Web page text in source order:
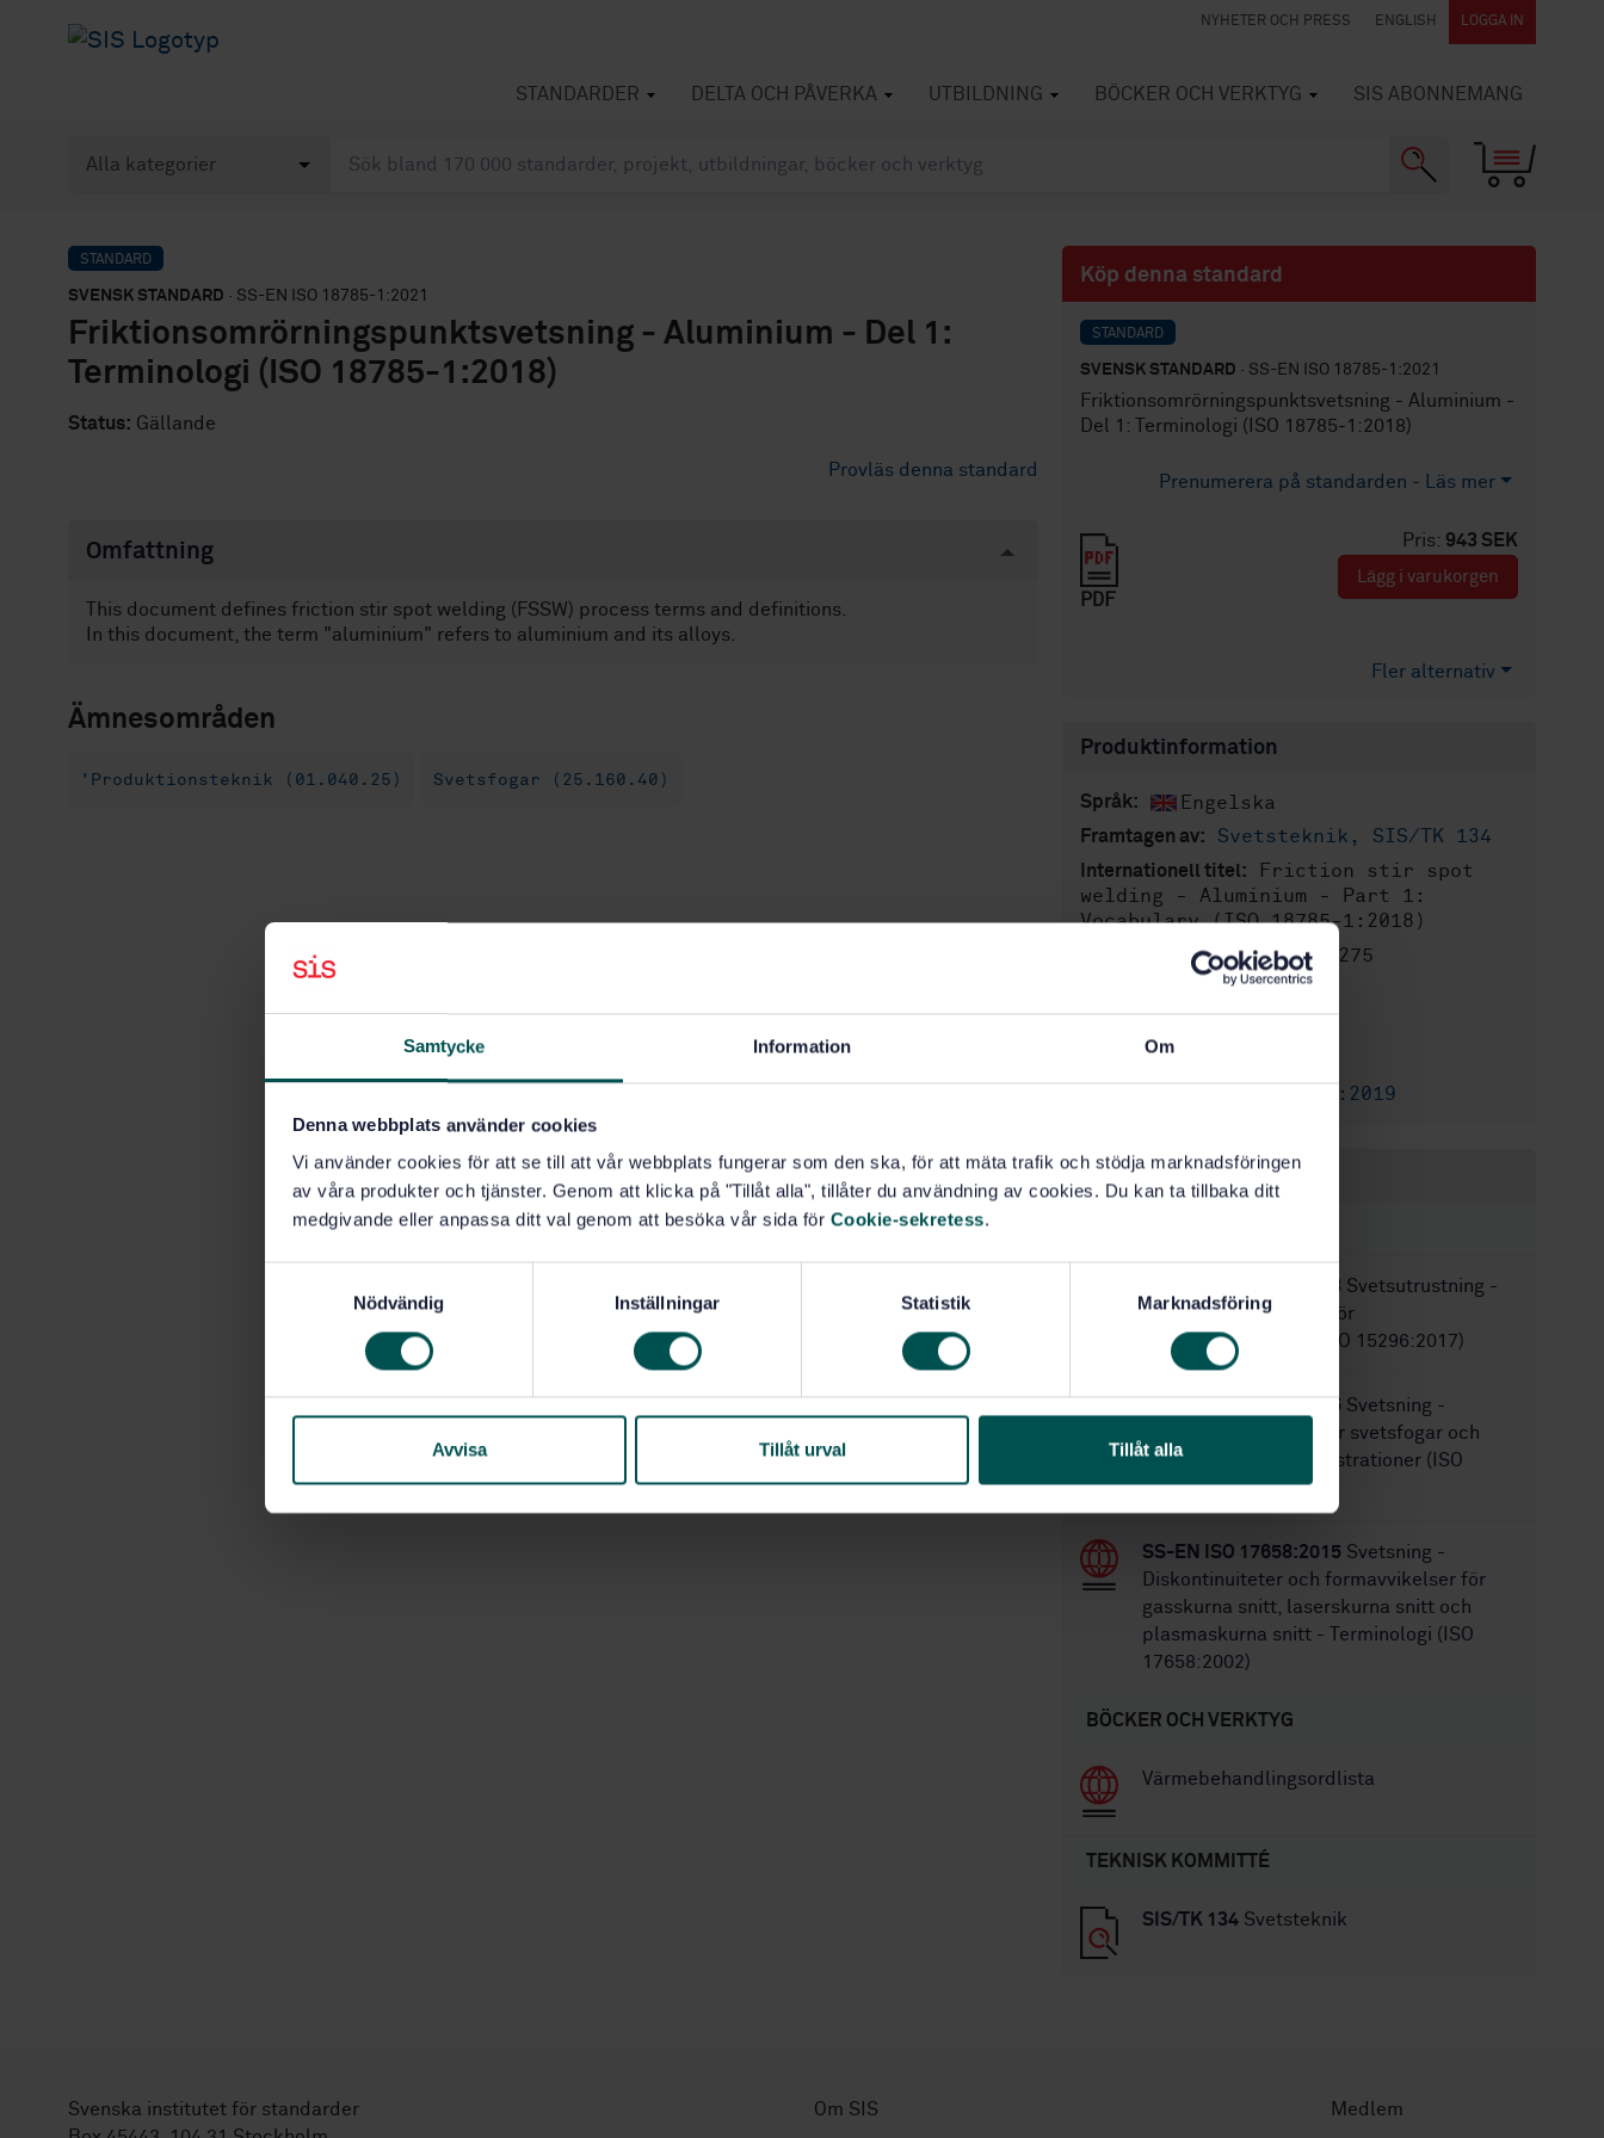
Samtycke Information Om
Denna webbplats använder cookies
Vi använder cookies för att se till att vår webbplats fungerar som den ska, för att mäta trafik och stödja marknadsföringen
av våra produkter och tjänster. Genom att klicka på "Tillåt alla", tillåter du användning av cookies. Du kan ta tillbaka ditt
medgivande eller anpassa ditt val genom att besöka vår sida för Cookie-sekretess.
s
Nödvändig Inställningar Statistik Marknadsföring
Avvisa Tillåt urval Tillåt alla
NYHETER OCH PRESS ENGLISH LOGGA IN
STANDARDER DELTA OCH PÅVERKA UTBILDNING BÖCKER OCH VERKTYG SIS ABONNEMANG
STANDARD
SVENSK STANDARD · SS-EN ISO 18785-1:2021
Friktionsomrörningspunktsvetsning - Aluminium - Del 1:
Terminologi (ISO 18785-1:2018)
Status: Gällande
Provläs denna standard
Omfattning
This document defines friction stir spot welding (FSSW) process terms and definitions.
In this document, the term "aluminium" refers to aluminium and its alloys.
Ämnesområden
'Produktionsteknik (01.040.25) Svetsfogar (25.160.40)
Köp denna standard
STANDARD
SVENSK STANDARD · SS-EN ISO 18785-1:2021
Friktionsomrörningspunktsvetsning - Aluminium -
Del 1: Terminologi (ISO 18785-1:2018)
Prenumerera på standarden - Läs mer
Pris: 943 SEK
PDF
Lägg i varukorgen
Fler alternativ
Produktinformation
Språk: Engelska
Framtagen av: Svetsteknik, SIS/TK 134
Internationell titel:
Friction stir spot
welding - Aluminium - Part 1:
Vocabulary (ISO 18785-1:2018)
Artikelnummer:STD-80027275
Antal sidor:
SS-ISO 18785-1:2019
Inom samma område
SS-EN ISO 15296:2018 Svetsutrustning -
Terminologi - Termer för
gassvetsutrustning (ISO 15296:2017)
SS-EN ISO 17659:2005 Svetsning -
Flerspråkig ordlista för svetsfogar och
svetsförband med illustrationer (ISO
17659:2002)
SS-EN ISO 17658:2015 Svetsning -
Diskontinuiteter och formavvikelser för
gasskurna snitt, laserskurna snitt och
plasmaskurna snitt - Terminologi (ISO
17658:2002)
BÖCKER OCH VERKTYG
Värmebehandlingsordlista
TEKNISK KOMMITTÉ
SIS/TK 134 Svetsteknik
Svenska institutet för standarder
Om SIS
Medlem